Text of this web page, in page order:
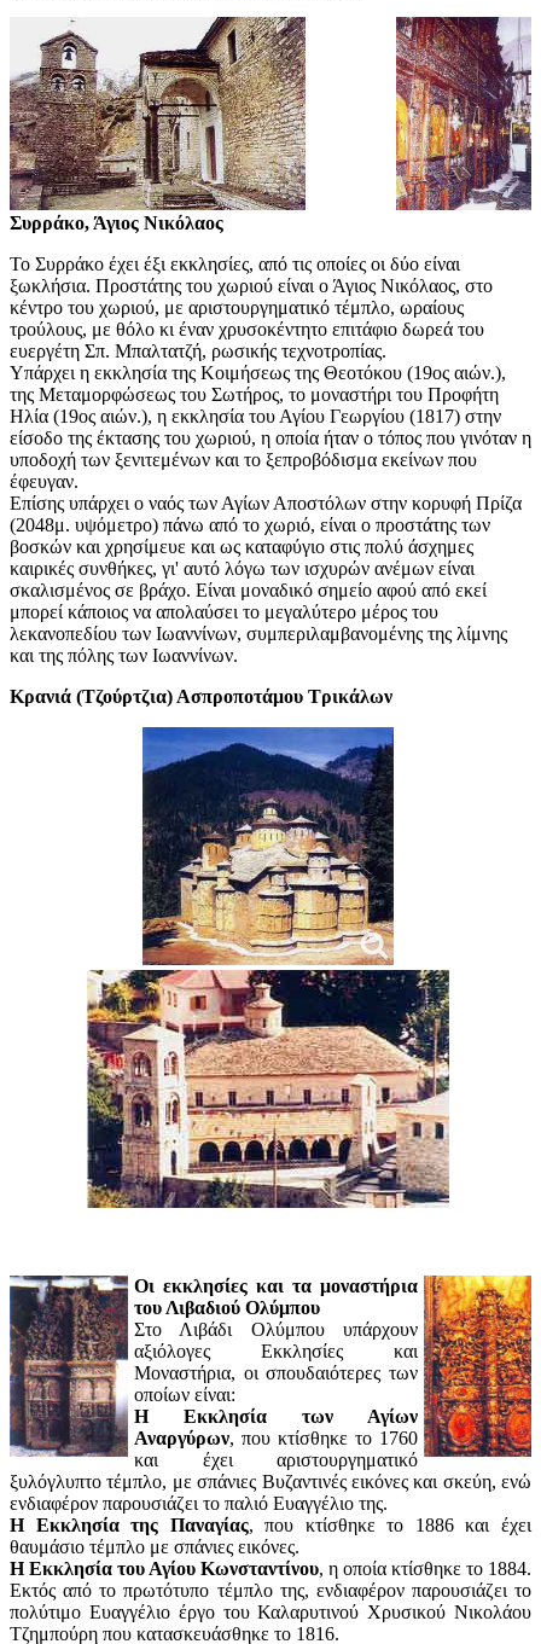
Συρράκο, Άγιος Νικόλαος
Το Συρράκο έχει έξι εκκλησίες, από τις οποίες οι δύο είναι
ξωκλήσια. Προστάτης του χωριού είναι ο Άγιος Νικόλαος, στο
κέντρο του χωριού, με αριστουργηματικό τέμπλο, ωραίους
τρούλους, με θόλο κι έναν χρυσοκέντητο επιτάφιο δωρεά του
ευεργέτη Σπ. Μπαλτατζή, ρωσικής τεχνοτροπίας.
Υπάρχει η εκκλησία της Κοιμήσεως της Θεοτόκου (19ος αιών.),
της Μεταμορφώσεως του Σωτήρος, το μοναστήρι του Προφήτη
Ηλία (19ος αιών.), η εκκλησία του Αγίου Γεωργίου (1817) στην
είσοδο της έκτασης του χωριού, η οποία ήταν ο τόπος που γινόταν η
υποδοχή των ξενιτεμένων και το ξεπροβόδισμα εκείνων που
έφευγαν.
Επίσης υπάρχει ο ναός των Αγίων Αποστόλων στην κορυφή Πρίζα
(2048μ. υψόμετρο) πάνω από το χωριό, είναι ο προστάτης των
βοσκών και χρησίμευε και ως καταφύγιο στις πολύ άσχημες
καιρικές συνθήκες, γι' αυτό λόγω των ισχυρών ανέμων είναι
σκαλισμένος σε βράχο. Είναι μοναδικό σημείο αφού από εκεί
μπορεί κάποιος να απολαύσει το μεγαλύτερο μέρος του
λεκανοπεδίου των Ιωαννίνων, συμπεριλαμβανομένης της λίμνης
και της πόλης των Ιωαννίνων.
Κρανιά (Τζούρτζια) Ασπροποτάμου Τρικάλων
Οι εκκλησίες και τα μοναστήρια
του Λιβαδιού Ολύμπου
Στο Λιβάδι Ολύμπου υπάρχουν
αξιόλογες Εκκλησίες και
Μοναστήρια, οι σπουδαιότερες των
οποίων είναι:
Η Εκκλησία των Αγίων
Αναργύρων, που κτίσθηκε το 1760
και έχει αριστουργηματικό
ξυλόγλυπτο τέμπλο, με σπάνιες Βυζαντινές εικόνες και σκεύη, ενώ
ενδιαφέρον παρουσιάζει το παλιό Ευαγγέλιο της.
Η Εκκλησία της Παναγίας, που κτίσθηκε το 1886 και έχει
θαυμάσιο τέμπλο με σπάνιες εικόνες.
Η Εκκλησία του Αγίου Κωνσταντίνου, η οποία κτίσθηκε το 1884.
Εκτός από το πρωτότυπο τέμπλο της, ενδιαφέρον παρουσιάζει το
πολύτιμο Ευαγγέλιο έργο του Καλαρυτινού Χρυσικού Νικολάου
Τζημπούρη που κατασκευάσθηκε το 1816.